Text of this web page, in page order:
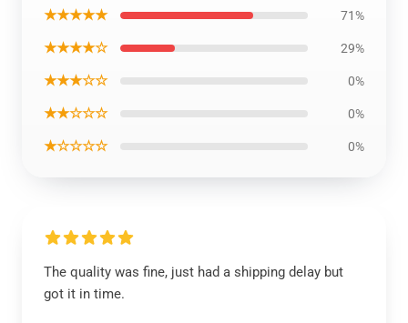
★★★★★ 71%
★★★★☆ 29%
★★★☆☆ 0%
★★☆☆☆ 0%
★☆☆☆☆ 0%
The quality was fine, just had a shipping delay but
got it in time.